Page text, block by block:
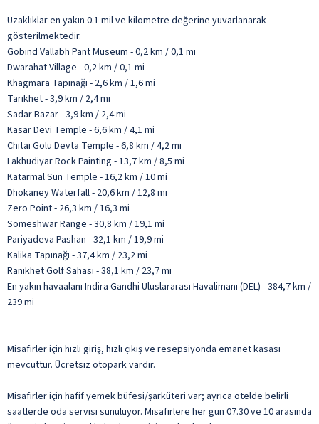
Uzaklıklar en yakın 0.1 mil ve kilometre değerine yuvarlanarak
gösterilmektedir.
Gobind Vallabh Pant Museum - 0,2 km / 0,1 mi
Dwarahat Village - 0,2 km / 0,1 mi
Khagmara Tapınağı - 2,6 km / 1,6 mi
Tarikhet - 3,9 km / 2,4 mi
Sadar Bazar - 3,9 km / 2,4 mi
Kasar Devi Temple - 6,6 km / 4,1 mi
Chitai Golu Devta Temple - 6,8 km / 4,2 mi
Lakhudiyar Rock Painting - 13,7 km / 8,5 mi
Katarmal Sun Temple - 16,2 km / 10 mi
Dhokaney Waterfall - 20,6 km / 12,8 mi
Zero Point - 26,3 km / 16,3 mi
Someshwar Range - 30,8 km / 19,1 mi
Pariyadeva Pashan - 32,1 km / 19,9 mi
Kalika Tapınağı - 37,4 km / 23,2 mi
Ranikhet Golf Sahası - 38,1 km / 23,7 mi
En yakın havaalanı Indira Gandhi Uluslararası Havalimanı (DEL) - 384,7 km /
239 mi
Misafirler için hızlı giriş, hızlı çıkış ve resepsiyonda emanet kasası
mevcuttur. Ücretsiz otopark vardır.
Misafirler için hafif yemek büfesi/şarküteri var; ayrıca otelde belirli
saatlerde oda servisi sunuluyor. Misafirlere her gün 07.30 ve 10 arasında